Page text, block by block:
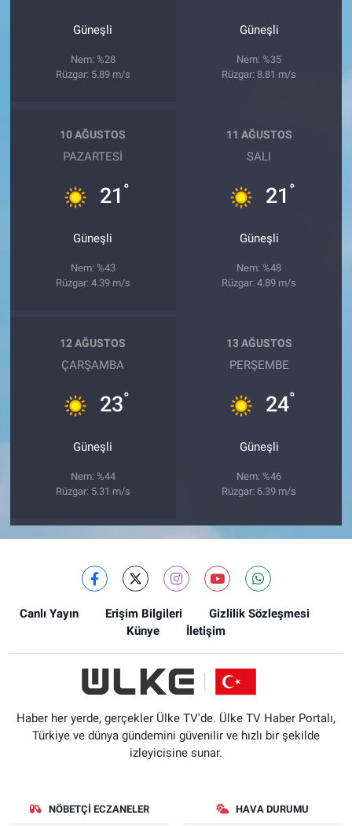
Güneşli
Nem: %28
Rüzgar: 5.89 m/s
Güneşli
Nem: %35
Rüzgar: 8.81 m/s
10 AĞUSTOS
PAZARTESI
21 °
Güneşli
Nem: %43
Rüzgar: 4.39 m/s
11 AĞUSTOS
SALI
21 °
Güneşli
Nem: %48
Rüzgar: 4.89 m/s
12 AĞUSTOS
ÇARŞAMBA
23°
Güneşli
Nem: %44
Rüzgar: 5.31 m/s
13 AĞUSTOS
PERŞEMBE
24°
Güneşli
Nem: %46
Rüzgar: 6.39 m/s
Canlı Yayın Erişim Bilgileri
Gizlilik Sözleşmesi
Künye
İletişim
Haber her yerde, gerçekler Ülke TV'de. Ülke TV Haber Portalı,
Türkiye ve dünya gündemini güvenilir ve hızlı bir şekilde
izleyicisine sunar.
NÖBETÇI ECZANELER HAVA DURUMU